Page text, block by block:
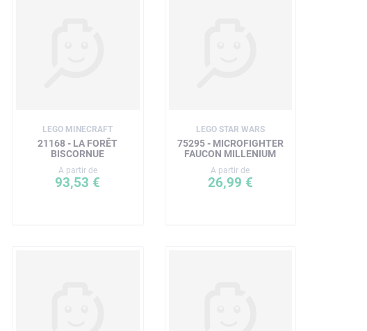
LEGO MINECRAFT
21168 - LA FORÊT
BISCORNUE
A partir de
93,53 €
LEGO STAR WARS
75295 - MICROFIGHTER
FAUCON MILLENIUM
A partir de
26,99 €